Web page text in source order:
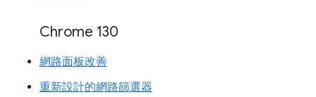
Chrome 130
網路面板改善
重新設計的網路篩選器